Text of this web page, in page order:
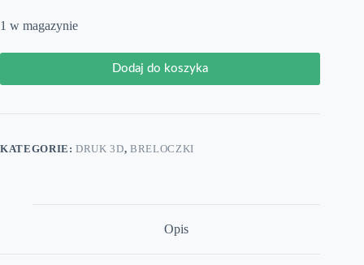
1 w magazynie
Dodaj do koszyka
KATEGORIE:DRUK 3D,BRELOCZKI
Opis